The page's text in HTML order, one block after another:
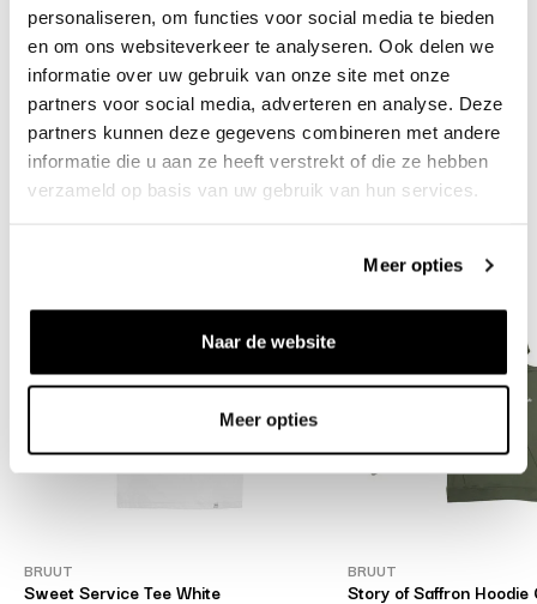
personaliseren, om functies voor social media te bieden
en om ons websiteverkeer te analyseren. Ook delen we
informatie over uw gebruik van onze site met onze
partners voor social media, adverteren en analyse. Deze
partners kunnen deze gegevens combineren met andere
informatie die u aan ze heeft verstrekt of die ze hebben
verzameld op basis van uw gebruik van hun services.
Meer opties
Naar de website
Meer opties
info@bruut.nl Live chat Whatsapp
About this product
Shipment and returns
Related products
BRUUT
Sweet Service Tee White
BRUUT
Story of Saffron Hoodie